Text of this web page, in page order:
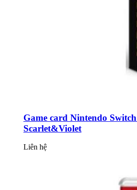
Game card Nintendo
Scarlet&Violet
Liên hệ